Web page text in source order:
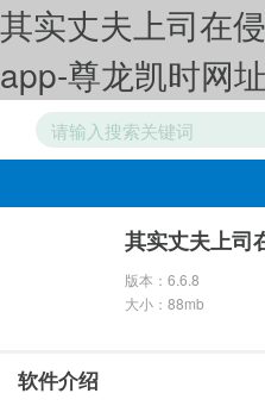
其实丈夫上司在
app-尊龙凯时网址
游
其实丈夫上司
版本：6.6.8
大小：88mb
软件介绍